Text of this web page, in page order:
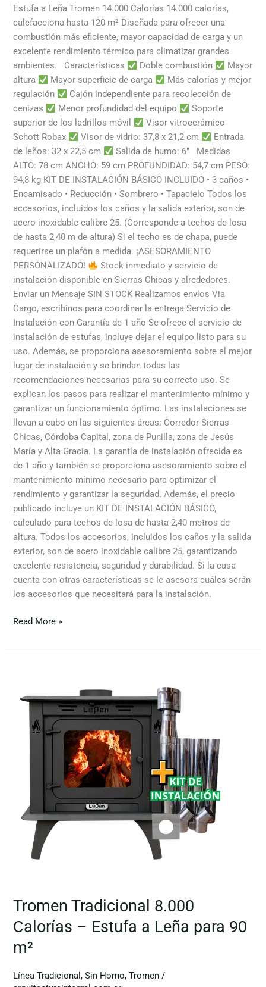
Estufa a Leña Tromen 14.000 Calorías 14.000 calorías,
calefacciona hasta 120 m² Diseñada para ofrecer una
combustión más eficiente, mayor capacidad de carga y un
excelente rendimiento térmico para climatizar grandes
ambientes. Características
Doble combustión
Mayor
altura
Mayor superficie de carga
Más calorías y mejor
regulación
Cajón independiente para recolección de
cenizas
Menor profundidad del equipo
Soporte
superior de los ladrillos móvil
Visor vitrocerámico
Schott Robax
Visor de vidrio: 37,8 x 21,2 cm
Entrada
de leños: 32 x 22,5 cm
Salida de humo: 6″ Medidas
ALTO: 78 cm ANCHO: 59 cm PROFUNDIDAD: 54,7 cm PESO:
94,8 kg KIT DE INSTALACIÓN BÁSICO INCLUIDO • 3 caños •
Encamisado • Reducción • Sombrero • Tapacielo Todos los
accesorios, incluidos los caños y la salida exterior, son de
acero inoxidable calibre 25. (Corresponde a techos de losa
de hasta 2,40 m de altura) Si el techo es de chapa, puede
requerirse un plafón a medida. ¡ASESORAMIENTO
PERSONALIZADO!
Stock inmediato y servicio de
instalación disponible en Sierras Chicas y alrededores.
Enviar un Mensaje SIN STOCK Realizamos envíos Via
Cargo, escribinos para coordinar la entrega Servicio de
Instalación con Garantía de 1 año Se ofrece el servicio de
instalación de estufas, incluye dejar el equipo listo para su
uso. Además, se proporciona asesoramiento sobre el mejor
lugar de instalación y se brindan todas las
recomendaciones necesarias para su correcto uso. Se
explican los pasos para realizar el mantenimiento mínimo y
garantizar un funcionamiento óptimo. Las instalaciones se
llevan a cabo en las siguientes áreas: Corredor Sierras
Chicas, Córdoba Capital, zona de Punilla, zona de Jesús
María y Alta Gracia. La garantía de instalación ofrecida es
de 1 año y también se proporciona asesoramiento sobre el
mantenimiento mínimo necesario para optimizar el
rendimiento y garantizar la seguridad. Además, el precio
publicado incluye un KIT DE INSTALACIÓN BÁSICO,
calculado para techos de losa de hasta 2,40 metros de
altura. Todos los accesorios, incluidos los caños y la salida
exterior, son de acero inoxidable calibre 25, garantizando
excelente resistencia, seguridad y durabilidad. Si la casa
cuenta con otras características se le asesora cuáles serán
los accesorios que necesitará para la instalación.
Read More »
Tromen Tradicional 8.000
Calorías – Estufa a Leña para 90
m²
Línea Tradicional ,Sin Horno,Tromen /
8.000
Calorías
m²